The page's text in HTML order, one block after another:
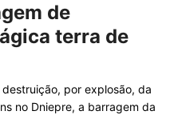
de
terra de
por explosão, da
no Dniepre, a barragem da